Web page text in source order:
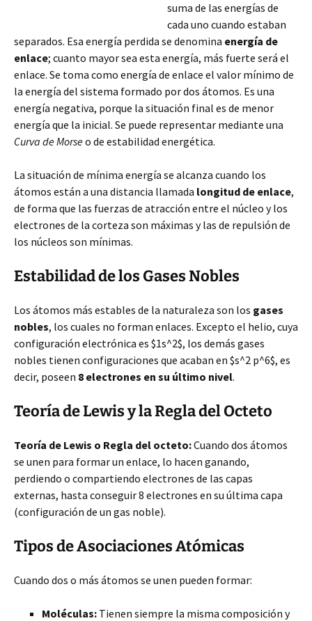
suma de las energías de
cada uno cuando estaban
separados. Esa energía perdida se denomina energía de
enlace; cuanto mayor sea esta energía, más fuerte será el
enlace. Se toma como energía de enlace el valor mínimo de
la energía del sistema formado por dos átomos. Es una
energía negativa, porque la situación final es de menor
energía que la inicial. Se puede representar mediante una
Curva de Morseo de estabilidad energética.
La situación de mínima energía se alcanza cuando los
átomos están a una distancia llamada longitud de enlace,
de forma que las fuerzas de atracción entre el núcleo y los
electrones de la corteza son máximas y las de repulsión de
los núcleos son mínimas.
Estabilidad de los Gases Nobles
Los átomos más estables de la naturaleza son los gases
nobles, los cuales no forman enlaces. Excepto el helio, cuya
configuración electrónica es $1s^2$, los demás gases
nobles tienen configuraciones que acaban en $s^2 p^6$, es
decir, poseen 8 electrones en su último nivel.
Teoría de Lewis y la Regla del Octeto
Teoría de Lewis o Regla del octeto:Cuando dos átomos
se unen para formar un enlace, lo hacen ganando,
perdiendo o compartiendo electrones de las capas
externas, hasta conseguir 8 electrones en su última capa
(configuración de un gas noble).
Tipos de Asociaciones Atómicas
Cuando dos o más átomos se unen pueden formar:
Moléculas: Tienen siempre la misma composición y